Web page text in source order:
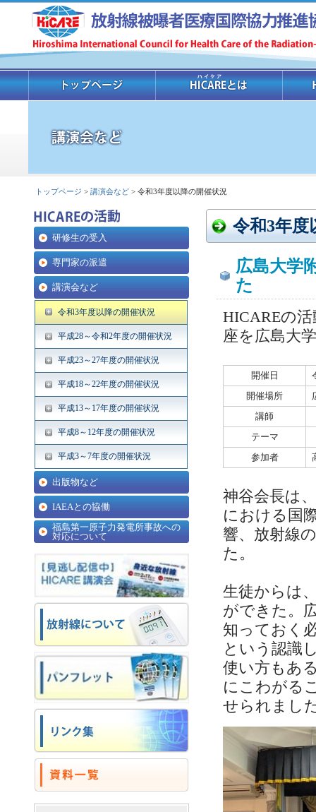
トップページ > 講演会など > 令和3年度以降の開催状況
研修生の受入
専門家の派遣
講演会など
令和3年度以降の開催状況
平成28～令和2年度の開催状況
平成23～27年度の開催状況
平成18～22年度の開催状況
平成13～17年度の開催状況
平成8～12年度の開催状況
平成3～7年度の開催状況
出版物など
IAEAとの協働
福島第一原子力発電所事故への
対応について
令和3年度
広島大学
た
HICAREの
座を広島大
開催日
開催場所
講師
テーマ
参加者
神谷会長は
における国
響、放射線
た。
生徒からは
ができた。
知っておく
という認識
使い方もあ
にこわがる
せられまし